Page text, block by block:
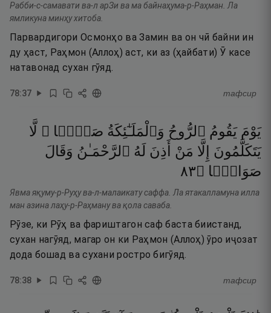
Рабби-с-самавати ва-л арЗи ва ма байнаҳума-р-Раҳман. Ла
ямликуна минҳу хитоба.
Парвардигори Осмонҳо ва Замин ва он чӣ байни ин
ду ҳаст, Раҳмон (Аллоҳ) аст, ки аз (ҳайбати) Ӯ касе
натавонад сухан гӯяд.
78:37 тафсир
يَوْمَ يَقُومُ ٱلرُّوحُ وَٱلْمَلَـٰٓئِكَةُ صَفًّۭا ۖ لَّا
يَتَكَلَّمُونَ
إِلَّا مَنْ أَذِنَ لَهُ ٱلرَّحْمَـٰنُ وَقَالَ
صَوَابًۭا ۝٣٨
Явма яқуму-р-Руҳу ва-л-малаикату саффа. Ла ятакалламуна илла
ман азина лаҳу-р-Раҳману ва қола саваба.
Рӯзе, ки Рӯҳ ва фариштагон саф баста биистанд,
сухан нагӯяд, магар он ки Раҳмон (Аллоҳ) ӯро иҷозат
дода бошад ва сухани ростро бигӯяд.
78:38 тафсир